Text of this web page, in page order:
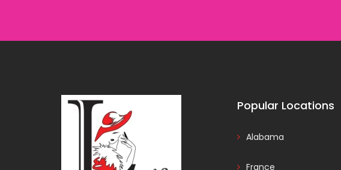
Popular Locations
Alabama
France